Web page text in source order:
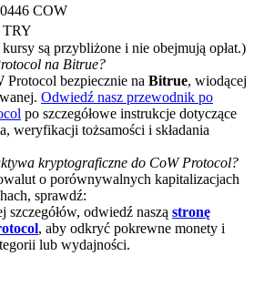
prize pool
Users
Win 500,000 USDT
Carnival
· 33,333 USDT Bonus
COW
TRY
są przybliżone i nie obejmują opłat.)
na Bitrue?
Protocol bezpiecznie na Bitrue, wiodącej
Odwiedź nasz przewodnik po
po szczegółowe instrukcje dotyczące
weryfikacji tożsamości i składania
kryptograficzne do CoW Protocol?
o porównywalnych kapitalizacjach
sprawdź:
szczegółów, odwiedź naszą stronę
, aby odkryć pokrewne monety i
lub wydajności.